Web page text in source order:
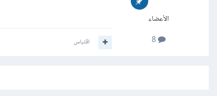
الأعضاء
8
اقتباس